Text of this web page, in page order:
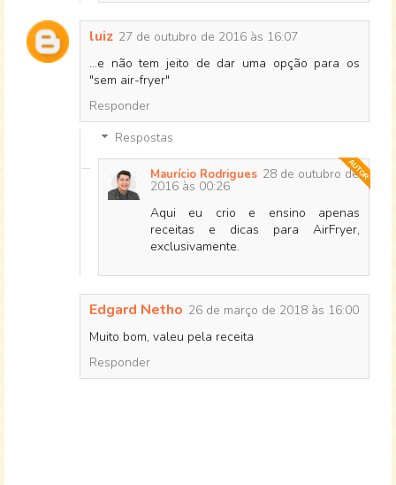
luiz 27 de outubro de 2016 às 16:07
...e não tem jeito de dar uma opção para os
"sem air-fryer"
Responder
Respostas
Maurício Rodrigues 28 de outubro de
2016 às 00:26
Aqui eu crio e ensino apenas
receitas e dicas para AirFryer,
exclusivamente.
Edgard Netho 26 de março de 2018 às 16:00
Muito bom, valeu pela receita
Responder